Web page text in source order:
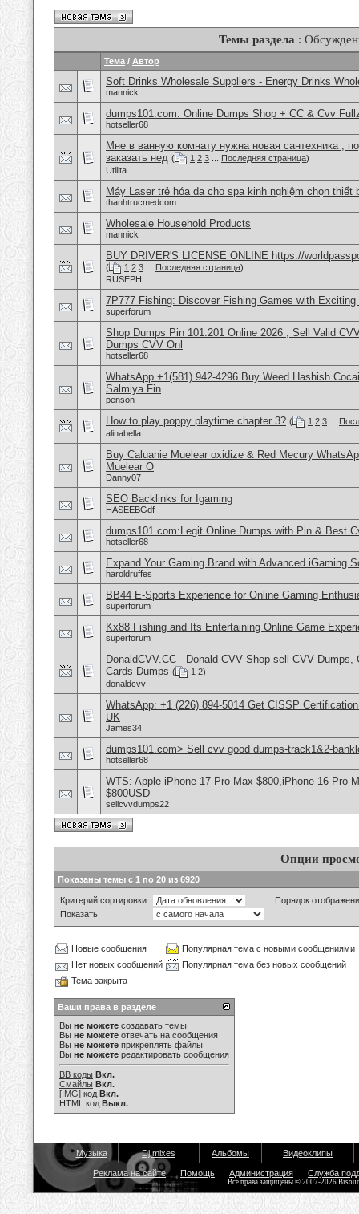
Темы раздела :
Тема / Автор
Soft Drinks Wholesale Suppliers - Energy Drinks
mannick
dumps101.com: Online Dumps Shop + CC & Cvv
hotseller68
Мне в ванную комнату нужна новая сантехника ,
заказать нед ( 1 2 3 Последняя страница)
Utilita
Máy Laser trẻ hóa da cho spa kinh nghiệm chọn thiết
thanhtrucmedcom
Wholesale Household Products
mannick
BUY DRIVER'S LICENSE ONLINE https://
( 1 2 3 Последняя страница)
RUSEPH
7P777 Fishing: Discover Fishing Games with
superforum
Shop Dumps Pin 101.201 Online 2026 , Sell Valid
Dumps CVV Onl
hotseller68
WhatsApp +1(581) 942-4296 Buy Weed Hashish
Salmiya Fin
penson
How to play poppy playtime chapter 3? ( 1 2 3
alinabella
Buy Caluanie Muelear oxidize & Red Mecury
Muelear O
Danny07
SEO Backlinks for Igaming
HASEEBGdf
dumps101.com:Legit Online Dumps with Pin & Best
hotseller68
Expand Your Gaming Brand with Advanced iGaming
haroldruffes
BB44 E-Sports Experience for Online Gaming
superforum
Kx88 Fishing and Its Entertaining Online Game
superforum
DonaldCVV.CC - Donald CVV Shop sell CVV Dumps,
Cards Dumps ( 1 2)
donaldcvv
WhatsApp: +1 (226) 894-5014​ Get CISSP
UK
James34
dumps101.com> Sell cvv good dumps-track1&2-
hotseller68
WTS: Apple iPhone 17 Pro Max $800,iPhone 16 Pro
$800USD
sellcvvdumps22
Опции
Показаны темы с 1 по 20 из 6920
Критерий сортировки
Порядок
Показать
Новые сообщения
Популярная тема с новыми сообщениями
Нет новых сообщений
Популярная тема без новых сообщений
Тема закрыта
Ваши права в разделе
Вы не можете создавать темы
Вы не можете отвечать на сообщения
Вы не можете прикреплять файлы
Вы не можете редактировать сообщения
BB коды Вкл.
Смайлы Вкл.
[IMG] код Вкл.
HTML код Выкл.
Музыка Dj mixes Альбомы Видеоклипы
Реклама на сайте Помощь Администрация Служба
Все права защищены © 2007-2026